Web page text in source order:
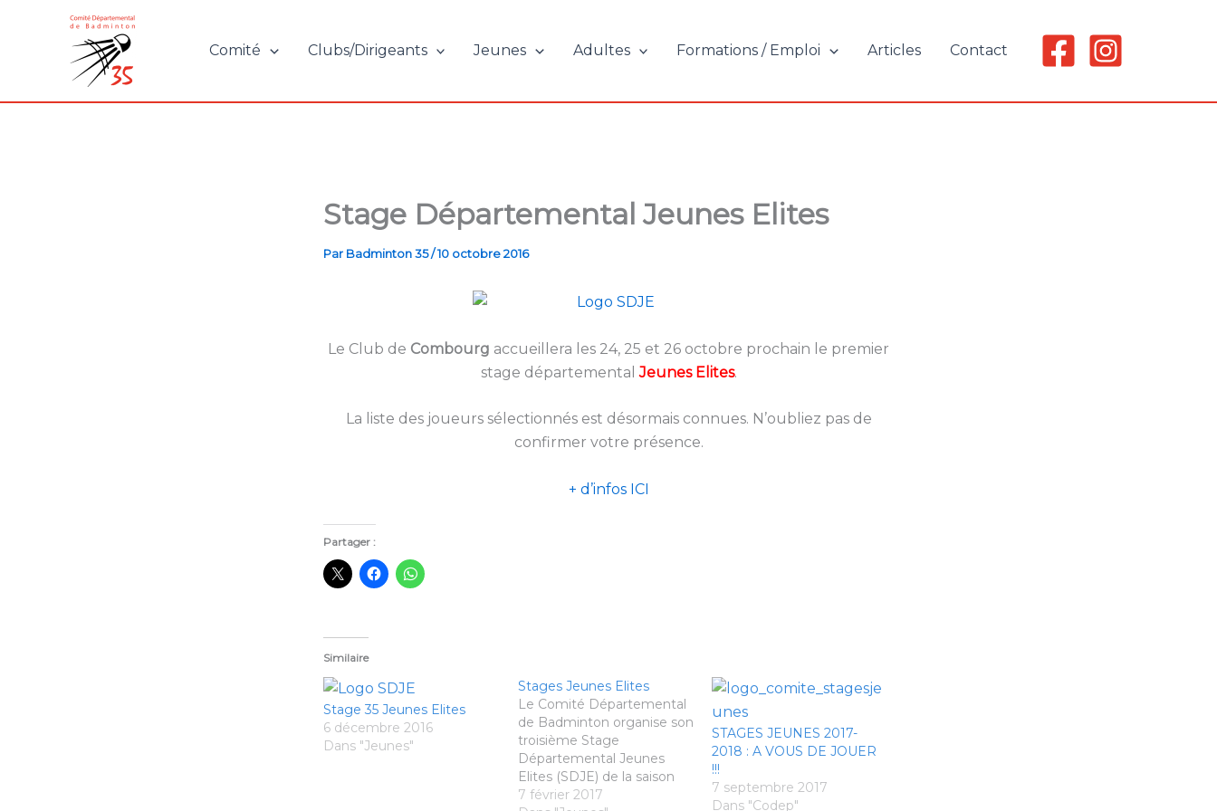
Comité Clubs/Dirigeants Jeunes Adultes Formations / Emploi Articles Contact
Stage Départemental Jeunes Elites
Par Badminton 35/10 octobre 2016
Le Club de Combourg accueillera les 24, 25 et 26 octobre prochain le premier
stage départementalJeunes Elites.
La liste des joueurs sélectionnés est désormais connues. N’oubliez pas de
confirmer votre présence.
+ d’infos ICI
Partager :
Similaire
Stage 35 Jeunes Elites
6 décembre 2016
Dans "Jeunes"
Stages Jeunes Elites
Le Comité Départemental
de Badminton organise son
troisième Stage
Départemental Jeunes
Elites (SDJE) de la saison
2016/2017, ouvert aux
7 février 2017
STAGES JEUNES 2017-
2018 : A VOUS DE JOUER
!!!
7 septembre 2017
Dans "Codep"